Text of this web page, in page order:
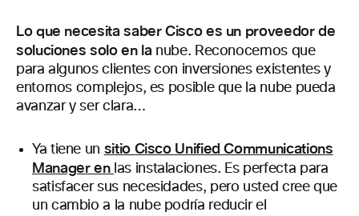
Lo que necesita saber Cisco es un proveedor de
soluciones solo en la nube. Reconocemos que
para algunos clientes con inversiones existentes y
entornos complejos, es posible que la nube pueda
avanzar y ser clara…
Ya tiene un sitio Cisco Unified Communications
Manager en las instalaciones. Es perfecta para
satisfacer sus necesidades, pero usted cree que
un cambio a la nube podría reducir el